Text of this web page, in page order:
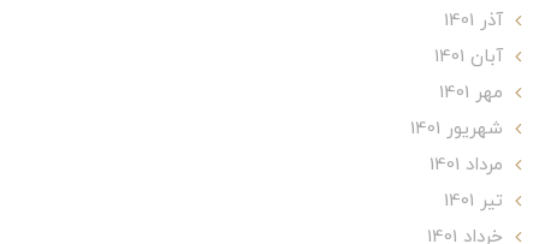
آذر 1401
آبان 1401
مهر 1401
شهریور 1401
مرداد 1401
تير 1401
خرداد 1401